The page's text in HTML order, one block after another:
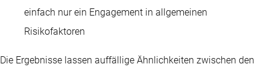
einfach nur ein Engagement in allgemeinen
Risikofaktoren
Die Ergebnisse lassen auffällige Ähnlichkeiten zwischen den